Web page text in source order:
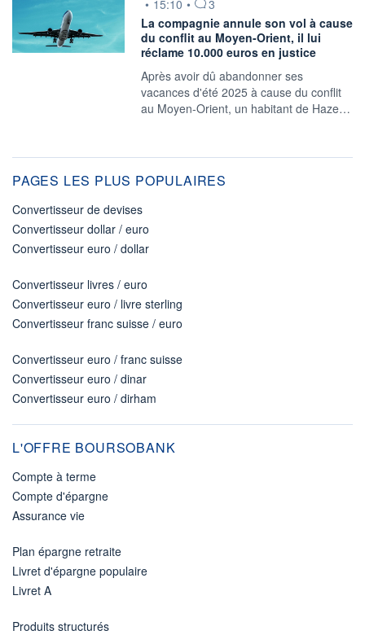
• 15:10 •
3
La compagnie annule son vol à cause
du conflit au Moyen-Orient, il lui
réclame 10.000 euros en justice
Après avoir dû abandonner ses
vacances d'été 2025 à cause du conflit
au Moyen-Orient, un habitant de Haze…
PAGES LES PLUS POPULAIRES
Convertisseur de devises
Convertisseur dollar / euro
Convertisseur euro / dollar
Convertisseur livres / euro
Convertisseur euro / livre sterling
Convertisseur franc suisse / euro
Convertisseur euro / franc suisse
Convertisseur euro / dinar
Convertisseur euro / dirham
L'OFFRE BOURSOBANK
Compte à terme
Compte d'épargne
Assurance vie
Plan épargne retraite
Livret d'épargne populaire
Livret A
Produits structurés